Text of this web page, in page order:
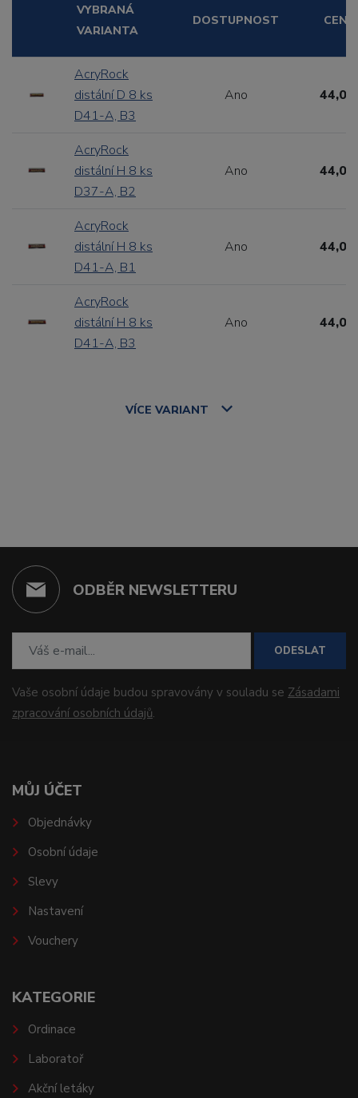
VYBRANÁ
VARIANTA
DOSTUPNOST CENA
AcryRock
distální D 8 ks
D41-A, B3
Ano 44,00
AcryRock
distální H 8 ks
D37-A, B2
Ano 44,00
AcryRock
distální H 8 ks
D41-A, B1
Ano 44,00
AcryRock
distální H 8 ks
D41-A, B3
Ano 44,00
VÍCE VARIANT
ODBĚR NEWSLETTERU
ODESLAT
Vaše osobní údaje budou spravovány v souladu se Zásadami
zpracování osobních údajů.
MŮJ ÚČET
Objednávky
Osobní údaje
Slevy
Nastavení
Vouchery
KATEGORIE
Ordinace
Laboratoř
Akční letáky